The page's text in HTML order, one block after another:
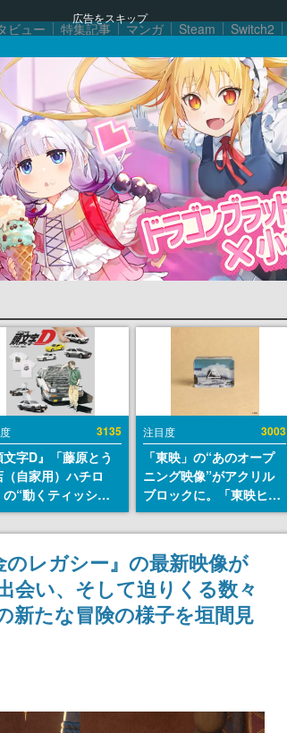
広告をスキップ
ビュー 特集記事 マンガ Steam Switch2
3135
文字D』「藤原とう
自家用）ハチロ
の“動くティッシュ
ス”が買えるポップ
プショップが開催
ンガの舞台である
の「イオンモール高
にて、8月11日から8
日までの期間限定で
定
注目度 3003
「東映」の“あのオープ
ニング映像”がアクリル
ブロックに。「東映ヒス
トリカル グッズコレクシ
ョン」が8月下旬より発
売
のレガシー』の最新映像が
会い、そして迫りくる数々
新たな冒険の様子を垣間見